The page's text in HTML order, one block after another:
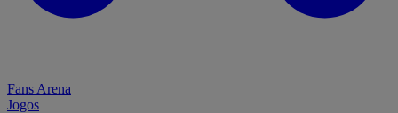
Fans Arena
Jogos